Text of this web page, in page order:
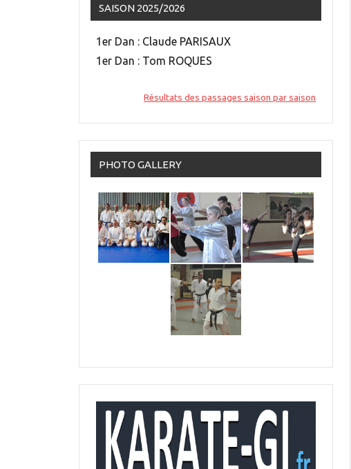
SAISON 2025/2026
1er Dan : Claude PARISAUX
1er Dan : Tom ROQUES
Résultats des passages saison par saison
PHOTO GALLERY